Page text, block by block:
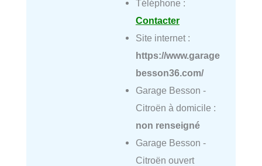
Téléphone :
Contacter
Site internet :
https://www.garage
besson36.com/
Garage Besson -
Citroën à domicile :
non renseigné
Garage Besson -
Citroën ouvert